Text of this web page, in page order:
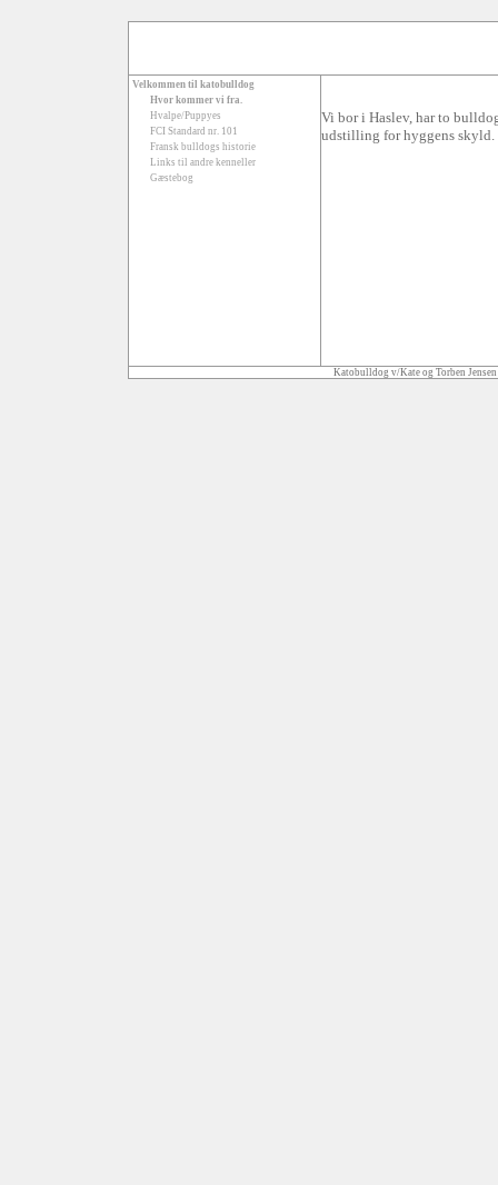
Velkommen til katobulldog
Hvor kommer vi fra.
Hvalpe/Puppyes
FCI Standard nr. 101
Fransk bulldogs historie
Links til andre kenneller
Gæstebog
Vi bor i Haslev, har to
udstilling for hyggens skyld.
Katobulldog v/Kate og Torben